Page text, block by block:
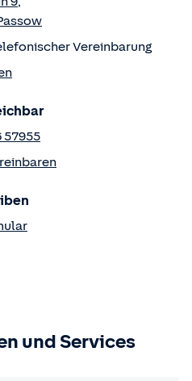
Vereinbarung
57955
und Services